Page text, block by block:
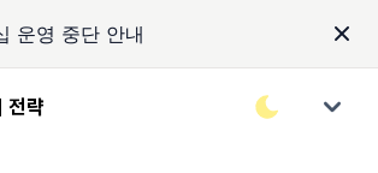
운영 중단 안내
전략